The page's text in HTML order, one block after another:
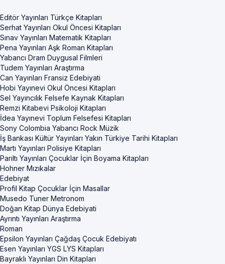
Editör Yayınları Türkçe Kitapları
Serhat Yayınları Okul Öncesi Kitapları
Sınav Yayınları Matematik Kitapları
Pena Yayınları Aşk Roman Kitapları
Yabancı Dram Duygusal Filmleri
Tudem Yayınları Araştırma
Can Yayınları Fransiz Edebiyati
Hobi Yayınevi Okul Öncesi Kitapları
Sel Yayıncılık Felsefe Kaynak Kitapları
Remzi Kitabevi Psikoloji Kitapları
İdea Yayınevi Toplum Felsefesi Kitapları
Sony Colombia Yabancı Rock Müzik
İş Bankası Kültür Yayınları Yakın Türkiye Tarihi Kitapları
Martı Yayınları Polisiye Kitapları
Parıltı Yayınları Çocuklar İçin Boyama Kitapları
Hohner Mızıkalar
Edebiyat
Profil Kitap Çocuklar İçin Masallar
Musedo Tuner Metronom
Doğan Kitap Dünya Edebiyati
Ayrıntı Yayınları Araştırma
Roman
Epsilon Yayınları Çağdaş Çocuk Edebiyatı
Esen Yayınları YGS LYS Kitapları
Bayraklı Yayınları Din Kitapları